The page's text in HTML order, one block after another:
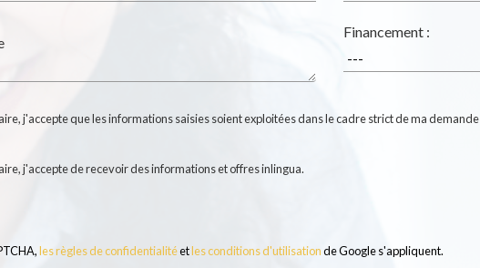
Financement :
j'accepte que les informations saisies soient exploitées dans le cadre strict de ma demande
j'accepte de recevoir des informations et offres inlingua.
les règles de confidentialitéetles conditions d'utilisationde Google s'appliquent.